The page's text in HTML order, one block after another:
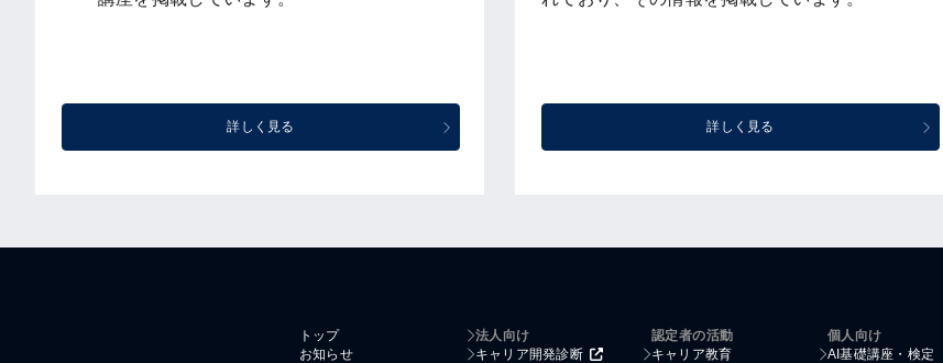
詳しく見る 詳しく見る
トップ
お知らせ
法人向け
キャリア開発診断
認定者の活動
キャリア教育
個人向け
AI基礎講座・検定